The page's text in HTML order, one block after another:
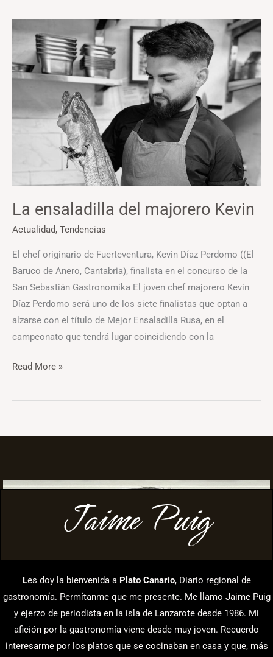
La ensaladilla del majorero Kevin
Actualidad, Tendencias
El chef originario de Fuerteventura, Kevin Díaz Perdomo ((El
Baruco de Anero, Cantabria), finalista en el concurso de la
San Sebastián Gastronomika El joven chef majorero Kevin
Díaz Perdomo será uno de los siete finalistas que optan a
alzarse con el título de Mejor Ensaladilla Rusa, en el
campeonato que tendrá lugar coincidiendo con la
ensaladilla
del
majorero
Read More »
Jaime Puig
Les doy la bienvenida a Plato Canario, Diario regional de
gastronomía. Permítanme que me presente. Me llamo Jaime Puig
y ejerzo de periodista en la isla de Lanzarote desde 1986. Mi
afición por la gastronomía viene desde muy joven. Recuerdo
interesarme por los platos que se cocinaban en casa y que, más